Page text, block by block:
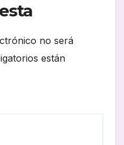
no será
están